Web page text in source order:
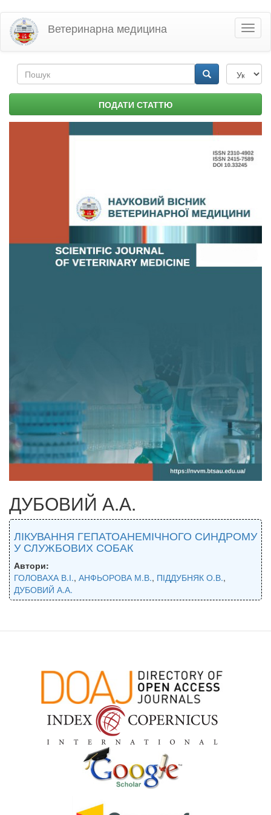
Перейти
основного
матеріалу
Ветеринарна медицина
Пошукова
форма ПОДАТИ СТАТТЮ
ДУБОВИЙ А.А.
ЛІКУВАННЯ ГЕПАТОАНЕМІЧНОГО СИНДРОМУ
У СЛУЖБОВИХ СОБАК
Автори:
ГОЛОВАХА В.І., АНФЬОРОВА М.В., ПІДДУБНЯК О.В.,
ДУБОВИЙ А.А.